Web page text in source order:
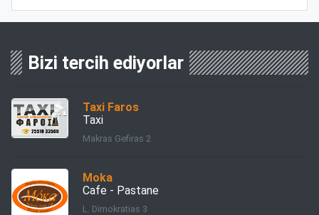
Bizi tercih ediyorlar
Taxi Faros
Taxi
Makras Gefiras 2
Moka
Cafe - Pastane
L. Dimokratias 3